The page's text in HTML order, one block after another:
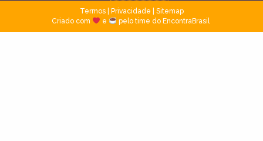
Termos| Privacidade
Sitemap
Criado com
e pelo time do EncontraBrasil